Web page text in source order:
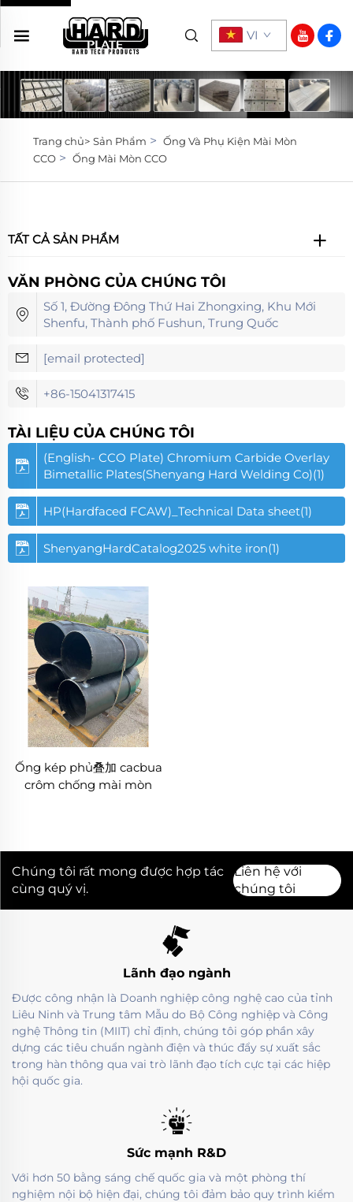
VI
Trang chủ> Sản Phẩm > Ống Và Phụ Kiện Mài Mòn
CCO> Ống Mài Mòn CCO
TẤT CẢ SẢN PHẨM
VĂN PHÒNG CỦA CHÚNG TÔI
Số 1, Đường Đông Thứ Hai Zhongxing, Khu Mới
Shenfu, Thành phố Fushun, Trung Quốc
[email protected]
+86-15041317415
TÀI LIỆU CỦA CHÚNG TÔI
(English- CCO Plate) Chromium Carbide Overlay
Bimetallic Plates(Shenyang Hard Welding Co)(1)
HP(Hardfaced FCAW)_Technical Data sheet(1)
ShenyangHardCatalog2025 white iron(1)
Ống kép phủ叠加 cacbua
crôm chống mài mòn
Chúng tôi rất mong được hợp tác
cùng quý vị.
Liên hệ với
chúng tôi
Lãnh đạo ngành
Được công nhận là Doanh nghiệp công nghệ cao của tỉnh
Liêu Ninh và Trung tâm Mẫu do Bộ Công nghiệp và Công
nghệ Thông tin (MIIT) chỉ định, chúng tôi góp phần xây
dựng các tiêu chuẩn ngành điện và thúc đẩy sự xuất sắc
trong hàn thông qua vai trò lãnh đạo tích cực tại các hiệp
hội quốc gia.
Sức mạnh R&D
Với hơn 50 bằng sáng chế quốc gia và một phòng thí
nghiệm nội bộ hiện đại, chúng tôi đảm bảo quy trình kiểm